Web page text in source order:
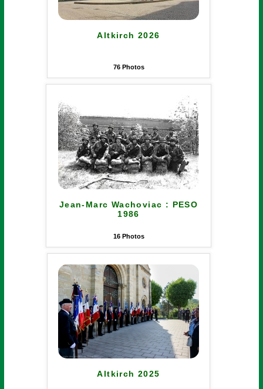
Altkirch 2026
76Photos
Jean-Marc Wachoviac : PESO
1986
16Photos
Altkirch 2025